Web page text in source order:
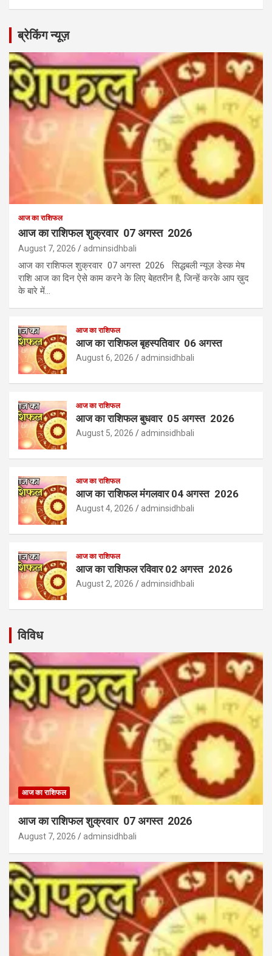
ब्रेकिंग न्यूज़
आज का राशिफल
आज का राशिफल शुक्रवार 07 अगस्त 2026
August 7, 2026 adminsidhbali
आज का राशिफल शुक्रवार 07 अगस्त 2026 सिद्धबली न्यूज़ डेस्क मेष
राशि आज का दिन ऐसे काम करने के लिए बेहतरीन है, जिन्हें करके आप ख़ुद
के बारे में…
आज का राशिफल
आज का राशिफल बृहस्पतिवार 06 अगस्त
August 6, 2026 adminsidhbali
आज का राशिफल
आज का राशिफल बुधवार 05 अगस्त 2026
August 5, 2026 adminsidhbali
आज का राशिफल
आज का राशिफल मंगलवार 04 अगस्त 2026
August 4, 2026 adminsidhbali
आज का राशिफल
आज का राशिफल रविवार 02 अगस्त 2026
August 2, 2026 adminsidhbali
विविध
आज का राशिफल
आज का राशिफल शुक्रवार 07 अगस्त 2026
August 7, 2026 adminsidhbali